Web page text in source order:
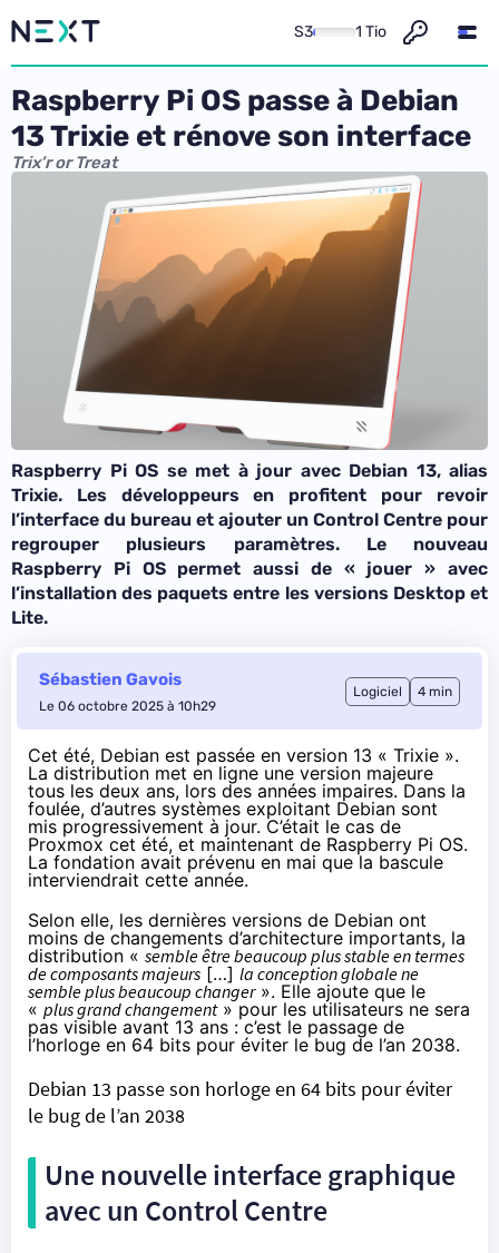
S3 1 Tio
Raspberry Pi OS passe à Debian
13 Trixie et rénove son interface
Trix’r or Treat
Raspberry Pi OS se met à jour avec Debian 13, alias
Trixie. Les développeurs en profitent pour revoir
l’interface du bureau et ajouter un Control Centre pour
regrouper plusieurs paramètres. Le nouveau
Raspberry Pi OS permet aussi de « jouer » avec
l’installation des paquets entre les versions Desktop et
Lite.
Sébastien Gavois
Le 06 octobre 2025 à 10h29
Logiciel 4 min
Cet été, Debian est passée en version 13 « Trixie ».
La distribution met en ligne une version majeure
tous les deux ans, lors des années impaires. Dans la
foulée, d’autres systèmes exploitant Debian sont
mis progressivement à jour. C’était le cas de
Proxmox cet été, et maintenant de Raspberry Pi OS.
La fondation avait prévenu en mai quela bascule
interviendrait cette année.
Selon elle, les dernières versions de Debian ont
moins de changements d’architecture importants, la
distribution « semble être beaucoup plus stable en termes
de composants majeurs […] la conception globale ne
semble plus beaucoup changer». Elle ajoute que le
« plus grand changement» pour les utilisateurs ne sera
pas visible avant 13 ans : c’est le passage de
l’horloge en 64 bits pour éviter le bug de l’an 2038.
Debian 13 passe son horloge en 64 bits pour éviter
le bug de l’an 2038
Une nouvelle interface graphique
avec un Control Centre